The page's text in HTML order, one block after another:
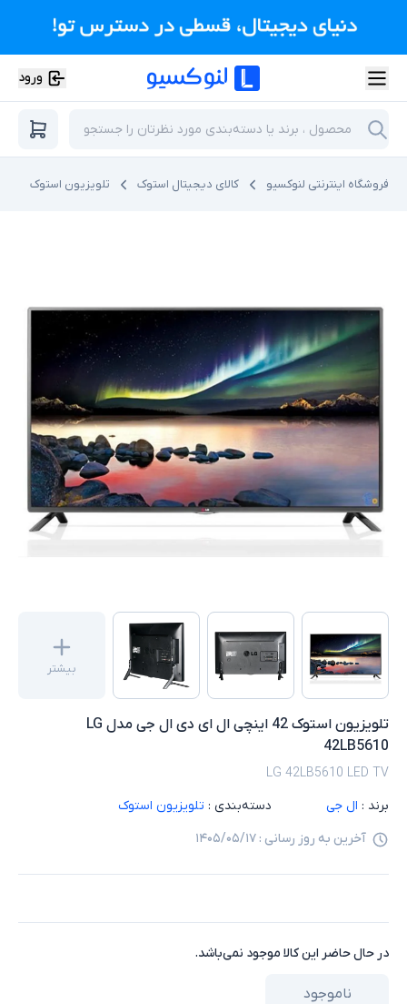
ورود
فروشگاه اینترنتی لنوکسیو کالای دیجیتال استوک تلویزیون استوک
بیشتر
تلویزیون استوک 42 اینچی ال ای دی ال جی مدل LG
42LB5610
LG 42LB5610 LED TV
برند : ال جی دسته‌بندی : تلویزیون استوک
آخرین به روز رسانی : ۱۴۰۵/۰۵/۱۷
در حال حاضر این کالا موجود نمی‌باشد.
ناموجود